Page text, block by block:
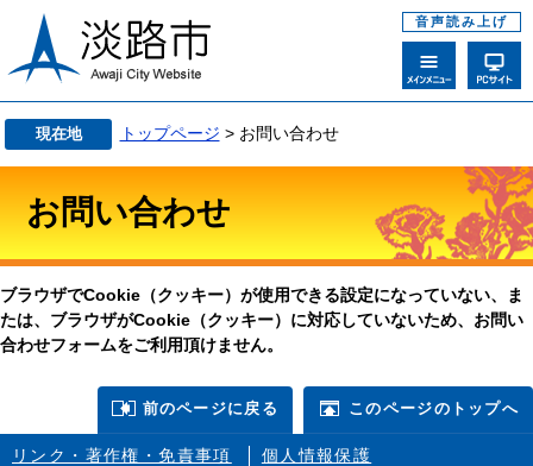
音声読み上げ
現在地 トップページ > お問い合わせ
お問い合わせ
ブラウザでCookie（クッキー）が使用できる設定になっていない、ま
たは、ブラウザがCookie（クッキー）に対応していないため、お問い
合わせフォームをご利用頂けません。
前のページに戻る このページのトップへ
リンク・著作権・免責事項
個人情報保護